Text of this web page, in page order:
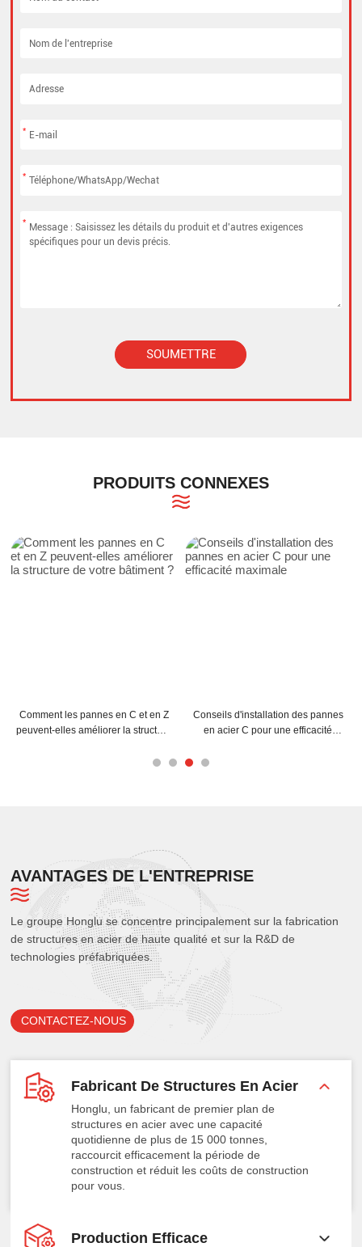
*
*
*
SOUMETTRE
PRODUITS CONNEXES
Comment les pannes en C et en Z
peuvent-elles améliorer la structure
Conseils d'installation des pannes
en acier C pour une efficacité
AVANTAGES DE L'ENTREPRISE
Le groupe Honglu se concentre principalement sur la fabrication
de structures en acier de haute qualité et sur la R&D de
technologies préfabriquées.
CONTACTEZ-NOUS
Fabricant De Structures En Acier
Honglu, un fabricant de premier plan de
structures en acier avec une capacité
quotidienne de plus de 15 000 tonnes,
raccourcit efficacement la période de
construction et réduit les coûts de construction
pour vous.
Production Efficace